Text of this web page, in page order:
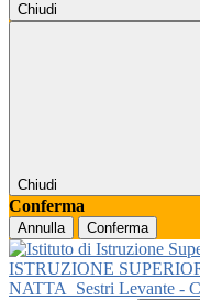
Chiudi
Chiudi
Conferma
Annulla Conferma
ISTRUZIONE
NATTA
Sestri Levante -